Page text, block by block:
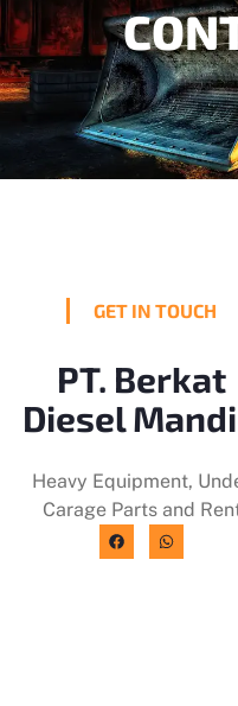
GET IN TOUCH
PT. Berkat
Diesel
Heavy Equipment,
Carage Parts and